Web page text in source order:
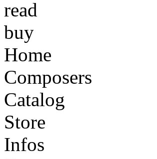
read
buy
Home
Composers
Catalog
Store
Infos